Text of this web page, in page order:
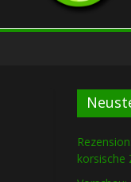
korsische